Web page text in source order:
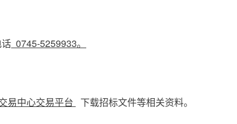
0745-5259933。
易中心交易平台 下载招标文件等相关资料。